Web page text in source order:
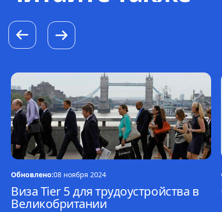
Обновлено:08 ноября 2024
Виза Tier 5 для трудоустройства в
Великобритании